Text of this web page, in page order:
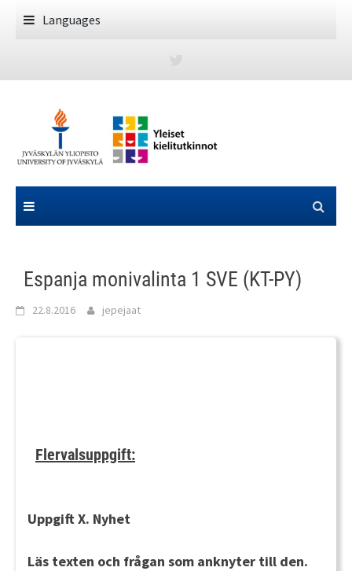
Languages
Espanja monivalinta 1 SVE (KT-PY)
22.8.2016 jepejaat
Flervalsuppgift:
Uppgift X. Nyhet
Läs texten och frågan som anknyter till den.